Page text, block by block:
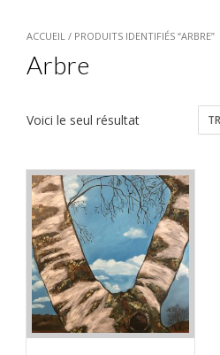
ACCUEIL / PRODUITS IDENTIFIÉS “ARBRE”
Arbre
Voici le seul résultat